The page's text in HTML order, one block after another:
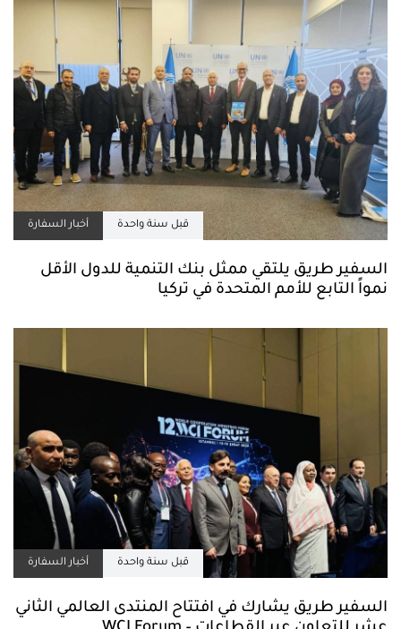
قبل سنة واحدة أخبار السفارة
السفير طريق يلتقي ممثل بنك التنمية للدول الأقل
نمواً التابع للأمم المتحدة في تركيا
قبل سنة واحدة أخبار السفارة
السفير طريق يشارك في افتتاح المنتدى العالمي الثاني